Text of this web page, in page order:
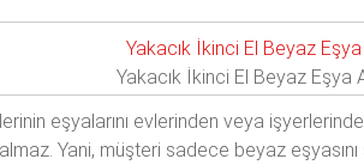
Yakacık İkinci El Beyaz Eşya
eşyalarını evlerinden veya
Yani, müşteri sadece beyaz